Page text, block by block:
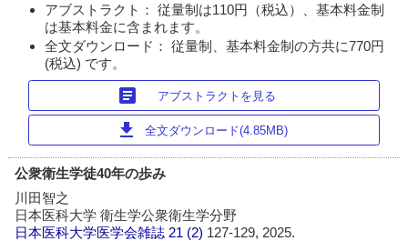
アブストラクト： 従量制は110円（税込）、基本料金制
は基本料金に含まれます。
全文ダウンロード： 従量制、基本料金制の方共に770円
(税込) です。
article アブストラクトを見る
download 全文ダウンロード(4.85MB)
公衆衛生学徒40年の歩み
川田智之
日本医科大学 衛生学公衆衛生学分野
日本医科大学医学会雑誌 21 (2) 127-129, 2025.